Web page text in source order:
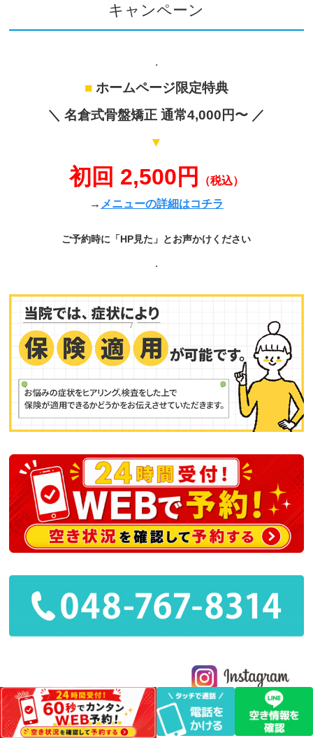
キャンペーン
.
■ホームページ限定特典
＼ 名倉式骨盤矯正 通常4,000円〜 ／
▼
初回 2,500円
（税込）
→ メニューの詳細はコチラ
ご予約時に「HP見た」とお声かけください
.